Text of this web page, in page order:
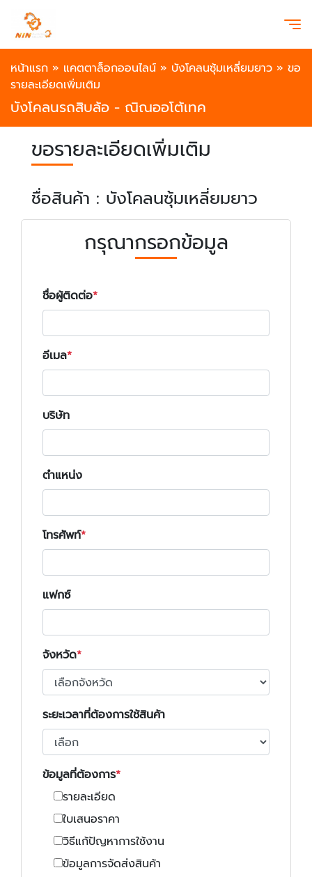
หน้าแรก » แคตตาล็อกออนไลน์ » บังโคลนซุ้มเหลี่ยมยาว » ขอ
รายละเอียดเพิ่มเติม
บังโคลนรถสิบล้อ - ณิณออโต้เทค
ขอรายละเอียดเพิ่มเติม
ชื่อสินค้า : บังโคลนซุ้มเหลี่ยมยาว
กรุณากรอกข้อมูล
ชื่อผู้ติดต่อ
อีเมล
บริษัท
ตำแหน่ง
โทรศัพท์
แฟกซ์
จังหวัด
ระยะเวลาที่ต้องการใช้สินค้า
ข้อมูลที่ต้องการ
รายละเอียด
ใบเสนอราคา
วิธีแก้ปัญหาการใช้งาน
ข้อมูลการจัดส่งสินค้า